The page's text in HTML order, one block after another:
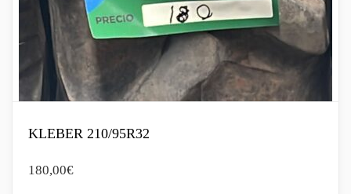
KLEBER 210/95R32
180,00€